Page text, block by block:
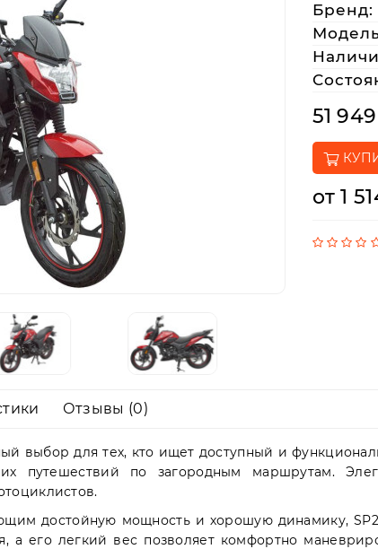
Бренд:
51
от 1
Отзывы (0)
выбор для тех, кто ищет доступный и
путешествий по загородным маршрутам.
достойную мощность и хорошую динамику,
а его легкий вес позволяет комфортно